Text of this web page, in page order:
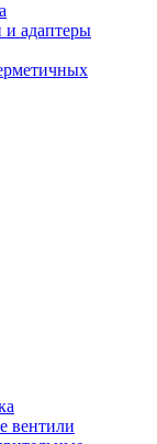
и адаптеры
вентили